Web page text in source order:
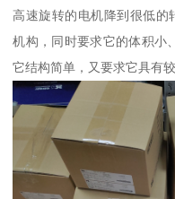
高速旋转的电机降到很低的
机构，同时要求它的体积小
它结构简单，又要求它具有